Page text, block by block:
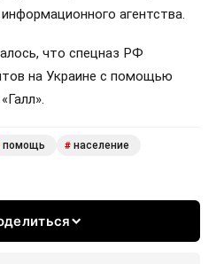
агентства.
что спецназ РФ
на Украине с помощью
помощь # население